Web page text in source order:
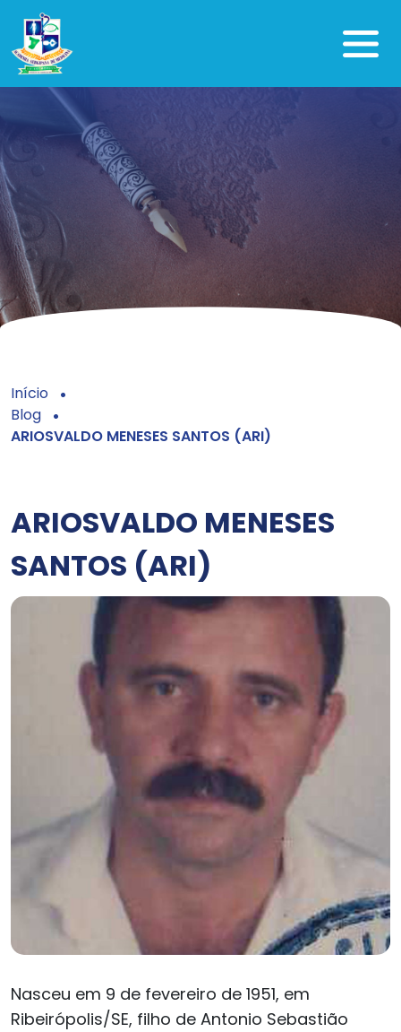
Início
Blog
ARIOSVALDO MENESES SANTOS (ARI)
ARIOSVALDO MENESES
SANTOS (ARI)
Nasceu em 9 de fevereiro de 1951, em
Ribeirópolis/SE, filho de Antonio Sebastião